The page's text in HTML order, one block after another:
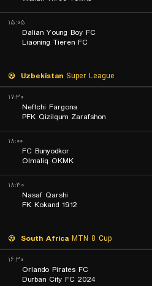
۱۵:۰۵
Dalian Young Boy FC
Liaoning Tieren FC
Uzbekistan Super League
۱۷:۳۰
Neftchi Fargona
PFK Qizilqum Zarafshon
۱۸:۰۰
FC Bunyodkor
Olmaliq OKMK
۱۸:۳۰
Nasaf Qarshi
FK Kokand 1912
South Africa MTN 8 Cup
۱۶:۳۰
Orlando Pirates FC
Durban City FC 2024